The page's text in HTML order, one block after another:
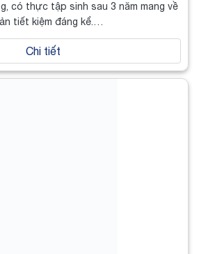
có thực tập sinh sau 3 năm mang về
tiết kiệm đáng kể.…
Chi tiết